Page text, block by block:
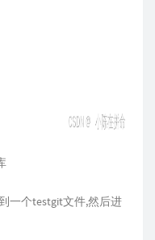
一个testgit文件,然后进